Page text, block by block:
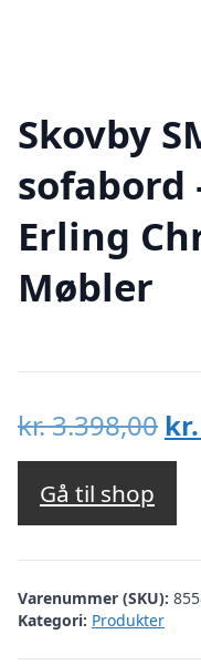
Skovby
sofabord
Erling
Møbler
kr.3.398,00
var:
kr.
kr.
Gå til shop
Varenummer (SKU):
Kategori: Produkter